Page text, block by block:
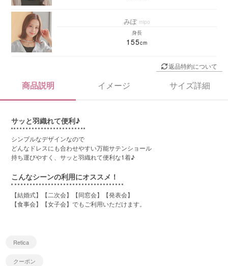
みぽ mipo
身長
155
返品特約について
商品説明 イメージ サイズ詳細
サッと羽織れて便利♪
シンプルなデザインなので
どんなドレスにも合わせやすい万能サテンショール
持ち運びやすく、サッと羽織れて便利な1着♪
こんなシーンの利用にオススメ！
【結婚式】【二次会】【同窓会】【発表会】
【食事会】【女子会】でもご利用いただけます。
Retica
クーポン